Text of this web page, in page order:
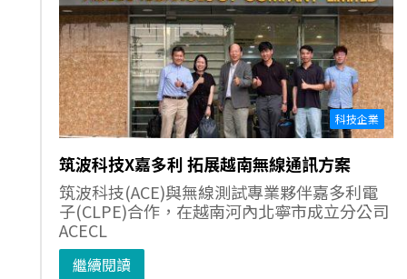
科技企業
筑波科技X嘉多利 拓展越南無線通訊方案
筑波科技(ACE)與無線測試專業夥伴嘉多利電
子(CLPE)合作，在越南河內北寧市成立分公司
ACECL
繼續閱讀